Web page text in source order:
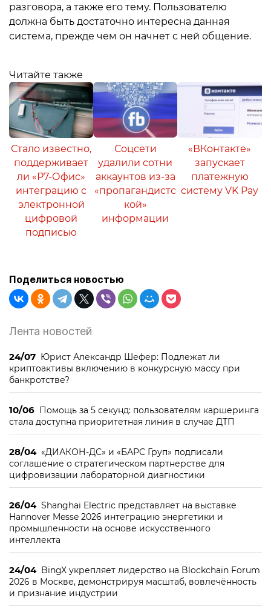
разговора, а также его тему. Пользователю
должна быть достаточно интересна данная
система, прежде чем он начнет с ней общение.
Читайте также
Стало известно,
поддерживает
ли «Р7-Офис»
интеграцию с
электронной
цифровой
подписью
Соцсети
удалили сотни
аккаунтов из-за
«пропагандистс
кой»
информации
«ВКонтакте»
запускает
платежную
систему VK Pay
Поделиться новостью
Лента новостей
24/07 Юрист Александр Шефер: Подлежат ли
криптоактивы включению в конкурсную массу при
банкротстве?
10/06 Помощь за 5 секунд: пользователям каршеринга
стала доступна приоритетная линия в случае ДТП
28/04 «ДИАКОН-ДС» и «БАРС Груп» подписали
соглашение о стратегическом партнерстве для
цифровизации лабораторной диагностики
26/04 Shanghai Electric представляет на выставке
Hannover Messe 2026 интеграцию энергетики и
промышленности на основе искусственного
интеллекта
24/04 BingX укрепляет лидерство на Blockchain Forum
2026 в Москве, демонстрируя масштаб, вовлечённость
и признание индустрии